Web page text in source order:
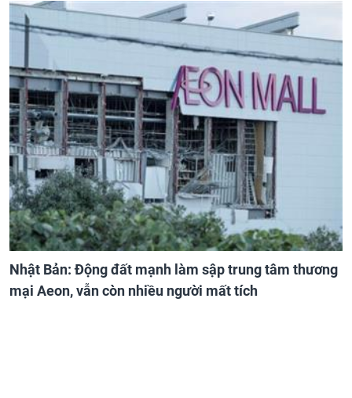
Nhật Bản: Động đất mạnh làm sập trung tâm thương
mại Aeon, vẫn còn nhiều người mất tích